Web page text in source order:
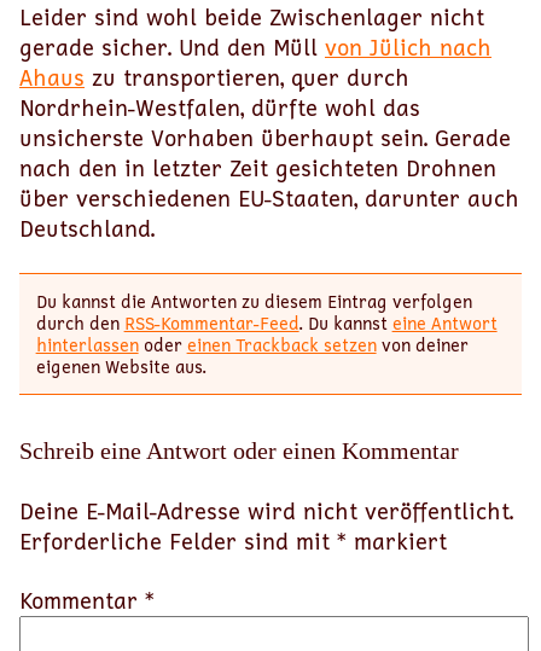
Leider sind wohl beide Zwischenlager nicht
gerade sicher. Und den Müll von Jülich nach
Ahaus zu transportieren, quer durch
Nordrhein-Westfalen, dürfte wohl das
unsicherste Vorhaben überhaupt sein. Gerade
nach den in letzter Zeit gesichteten Drohnen
über verschiedenen EU-Staaten, darunter auch
Deutschland.
Du kannst die Antworten zu diesem Eintrag verfolgen
durch den RSS-Kommentar-Feed. Du kannsteine Antwort
hinterlassenodereinen Trackback setzenvon deiner
eigenen Website aus.
Schreib eine Antwort oder einen Kommentar
Deine E-Mail-Adresse wird nicht veröffentlicht.
Erforderliche Felder sind mit * markiert
Kommentar *